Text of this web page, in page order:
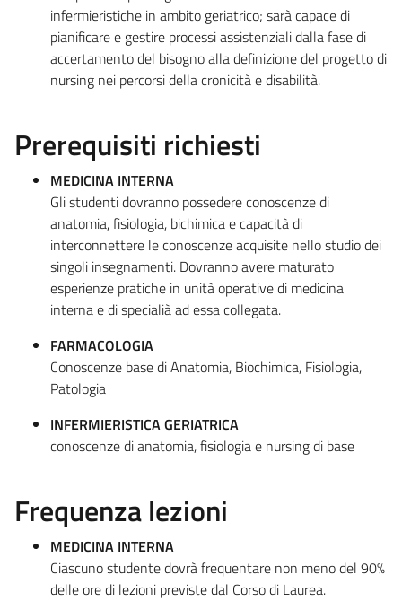
infermieristiche in ambito geriatrico; sarà capace di
pianificare e gestire processi assistenziali dalla fase di
accertamento del bisogno alla definizione del progetto di
nursing nei percorsi della cronicità e disabilità.
Prerequisiti richiesti
MEDICINA INTERNA
Gli studenti dovranno possedere conoscenze di
anatomia, fisiologia, bichimica e capacità di
interconnettere le conoscenze acquisite nello studio dei
singoli insegnamenti. Dovranno avere maturato
esperienze pratiche in unità operative di medicina
interna e di specialià ad essa collegata.
FARMACOLOGIA
Conoscenze base di Anatomia, Biochimica, Fisiologia,
Patologia
INFERMIERISTICA GERIATRICA
conoscenze di anatomia, fisiologia e nursing di base
Frequenza lezioni
MEDICINA INTERNA
Ciascuno studente dovrà frequentare non meno del 90%
delle ore di lezioni previste dal Corso di Laurea.